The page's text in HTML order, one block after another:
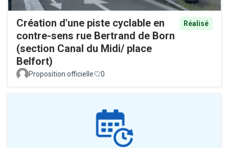
Création d'une piste cyclable en
contre-sens rue Bertrand de Born
(section Canal du Midi/ place
Belfort)
Réalisé
Proposition officielle 0